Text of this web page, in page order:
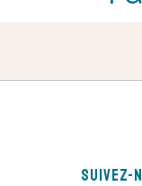
Suivez-